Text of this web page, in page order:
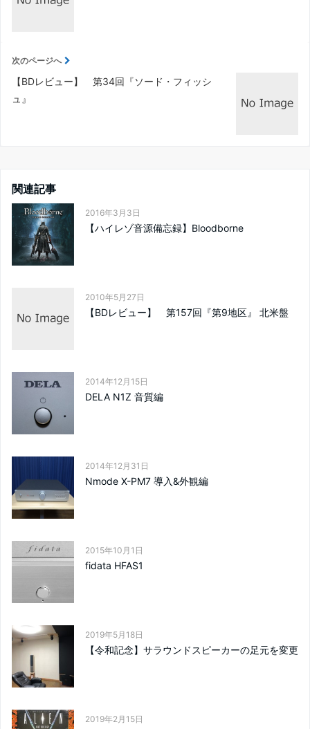
次のページへ
【BDレビュー】 第34回『ソード・フィッシ
ュ』
関連記事
2016年3月3日
【ハイレゾ音源備忘録】Bloodborne
2010年5月27日
【BDレビュー】 第157回『第9地区』 北米盤
2014年12月15日
DELA N1Z 音質編
2014年12月31日
Nmode X-PM7 導入&外観編
2015年10月1日
fidata HFAS1
2019年5月18日
【令和記念】サラウンドスピーカーの足元を変更
2019年2月15日